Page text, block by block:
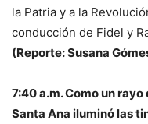
la Patria y a la
conducción de Fidel y
(Reporte: Susana
7:40 a.m.Como un rayo
Santa Ana iluminó las